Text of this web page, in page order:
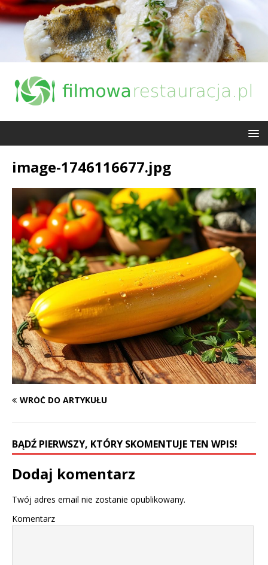
image-1746116677.jpg
WRÓĆ DO ARTYKUŁU
BĄDŹ PIERWSZY, KTÓRY SKOMENTUJE TEN WPIS!
Dodaj komentarz
Twój adres email nie zostanie opublikowany.
Komentarz